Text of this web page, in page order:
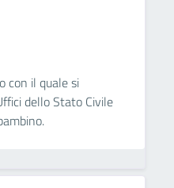
con il quale si
dello Stato Civile